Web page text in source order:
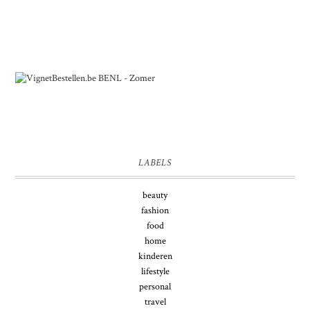
LABELS
beauty
fashion
food
home
kinderen
lifestyle
personal
travel